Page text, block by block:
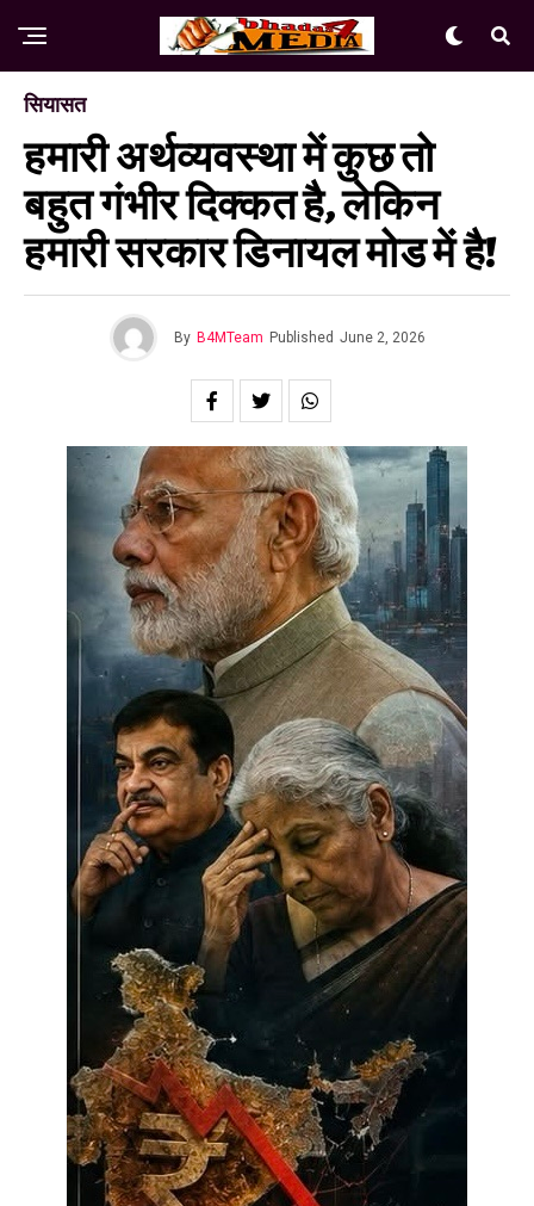
सियासत
हमारी अर्थव्यवस्था में कुछ तो
बहुत गंभीर दिक्कत है, लेकिन
हमारी सरकार डिनायल मोड में है!
By B4MTeam Published June 2, 2026